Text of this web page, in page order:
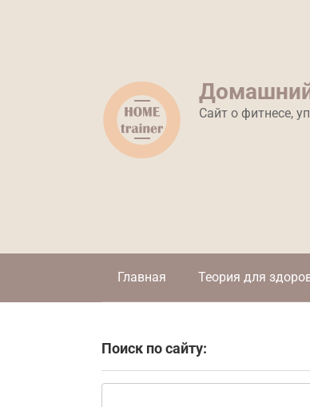
Сайт о фитнесе,
Главная Теория для
Поиск по сайту: